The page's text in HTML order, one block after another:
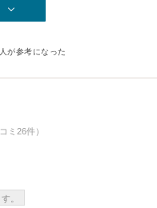
が参考になった
ミ26件）
。